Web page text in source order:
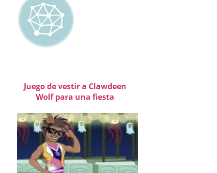
Juego de vestir a Clawdeen
Wolf para una fiesta